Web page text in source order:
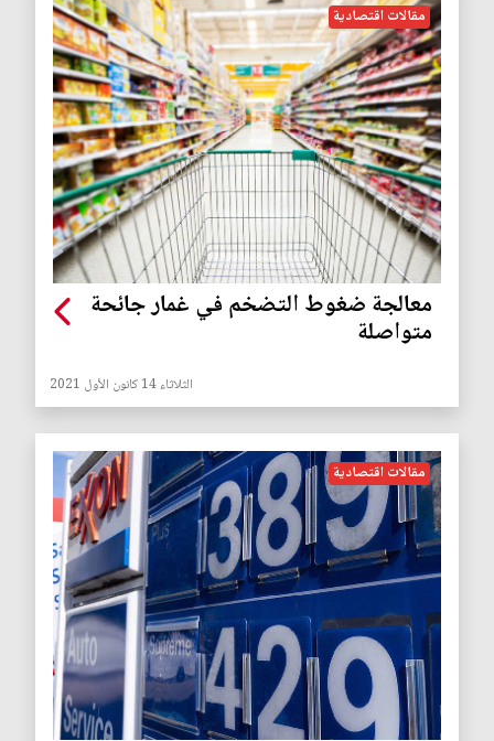
مقالات اقتصادية
معالجة ضغوط التضخم في غمار جائحة
متواصلة
الثلاثاء 14 كانون الأول 2021
مقالات اقتصادية